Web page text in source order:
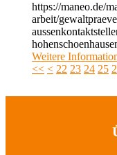
https://maneo.de/
arbeit/
Weitere
<< < 22 23 24 25